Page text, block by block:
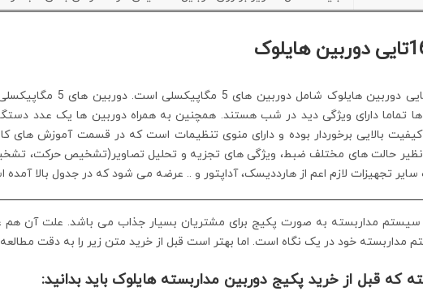
پک 16تایی دوربین
بالایی برخوردار بوده و دارای منوی تنظیمات است که در قسمت آموزش های
حالت های مختلف ضبط، ویژگی های تجزیه و تحلیل تصاویر(تشخیص حرکت،
سایر تجهیزات لازم اعم از هارددیسک، آداپتور و .. عرضه می شود که در جدول بالا
سیستم مداربسته به صورت پکیج برای مشتریان بسیار جذاب می باشد. علت آن
مداربسته خود در یک نگاه است. اما بهتر است قبل از خرید متن زیر را به دقت